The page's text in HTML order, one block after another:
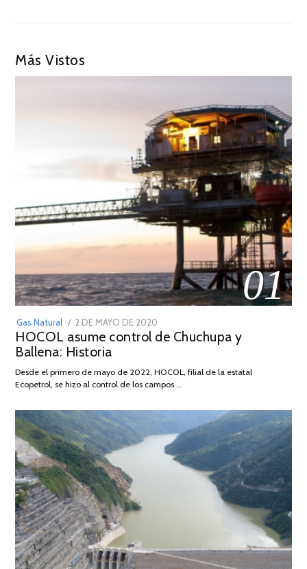
Más Vistos
01
Gas Natural
POSTED
ON
2 DE MAYO DE 2020
DE
2026
HOCOL asume control de Chuchupa y
Ballena: Historia
Desde el primero de mayo de 2022, HOCOL, filial de la estatal
Ecopetrol, se hizo al control de los campos …